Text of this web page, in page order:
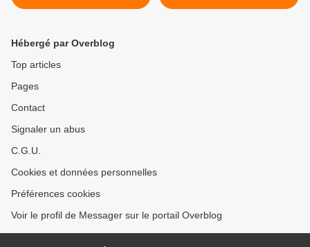
Tabu Ley Rochereau ? >
Hébergé par Overblog
Top articles
Pages
Contact
Signaler un abus
C.G.U.
Cookies et données personnelles
Préférences cookies
Voir le profil de Messager sur le portail Overblog